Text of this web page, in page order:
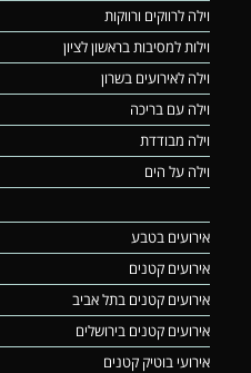
וילה לרווקים ורווקות
וילות למסיבות בראשון לציון
וילה לאירועים בשרון
וילה עם בריכה
וילה מבודדת
וילה על הים
אירועים בטבע
אירועים קטנים
אירועים קטנים בתל אביב
אירועים קטנים בירושלים
אירועי בוטיק קטנים